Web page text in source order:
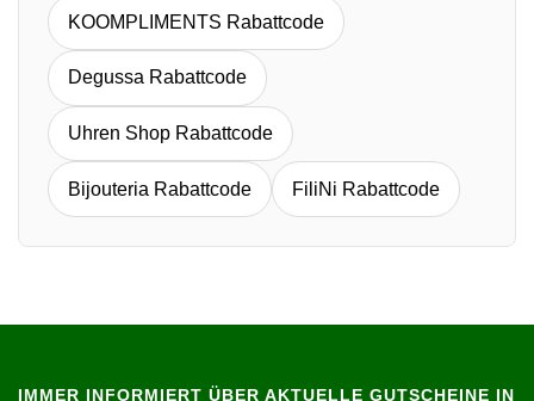
KOOMPLIMENTS Rabattcode
Degussa Rabattcode
Uhren Shop Rabattcode
Bijouteria Rabattcode FiliNi Rabattcode
IMMER INFORMIERT ÜBER AKTUELLE GUTSCHEINE IN